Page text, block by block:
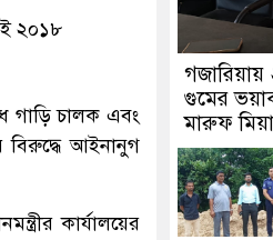
২০১৮
গাড়ি চালক এবং
বিরুদ্ধে আইনানুগ
কার্যালয়ের
গুমের
মারুফ